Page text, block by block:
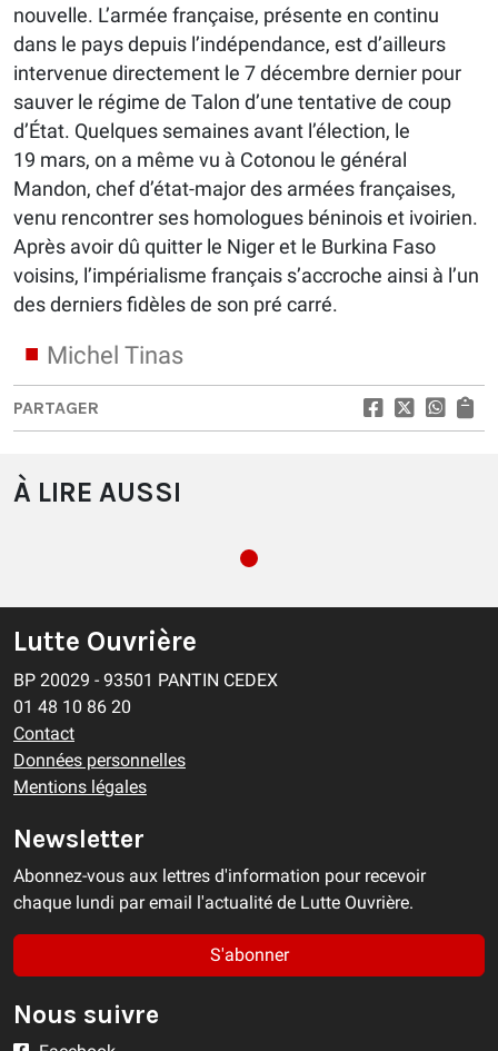
nouvelle. L’armée française, présente en continu
dans le pays depuis l’indépendance, est d’ailleurs
intervenue directement le 7 décembre dernier pour
sauver le régime de Talon d’une tentative de coup
d’État. Quelques semaines avant l’élection, le
19 mars, on a même vu à Cotonou le général
Mandon, chef d’état-major des armées françaises,
venu rencontrer ses homologues béninois et ivoirien.
Après avoir dû quitter le Niger et le Burkina Faso
voisins, l’impérialisme français s’accroche ainsi à l’un
des derniers fidèles de son pré carré.
Michel Tinas
PARTAGER
À LIRE AUSSI
Lutte Ouvrière
BP 20029 - 93501 PANTIN CEDEX
01 48 10 86 20
Contact
Données personnelles
Mentions légales
Newsletter
Abonnez-vous aux lettres d'information pour recevoir
chaque lundi par email l'actualité de Lutte Ouvrière.
S'abonner
Nous suivre